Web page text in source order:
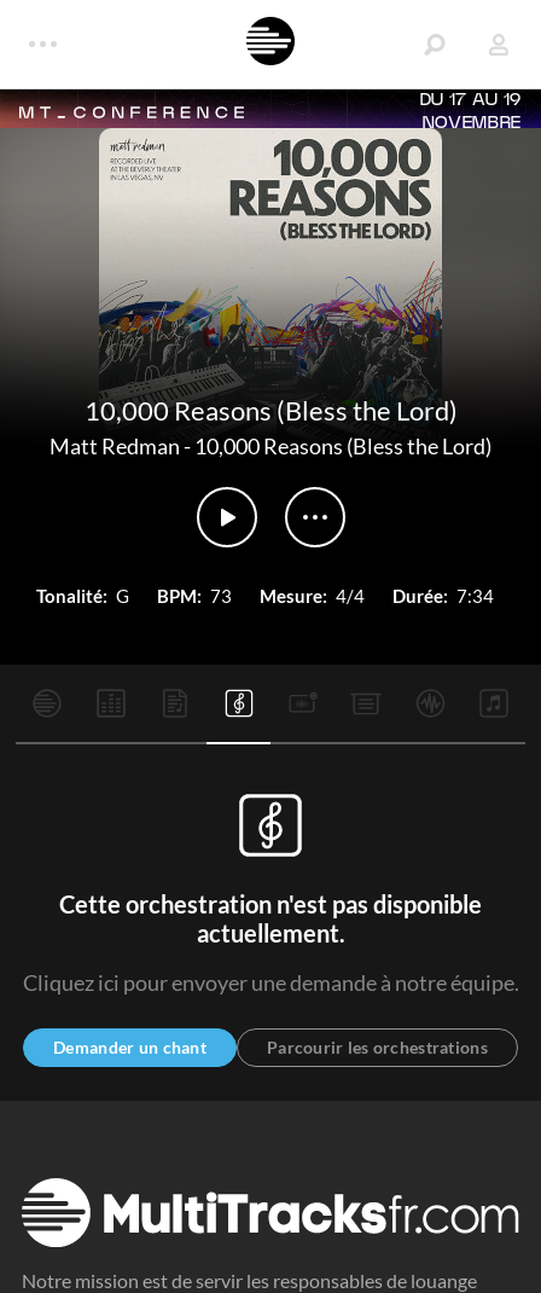
DU 17 AU 19
NOVEMBRE
10,000 Reasons (Bless the Lord)
Matt Redman- 10,000 Reasons (Bless the Lord)
Tonalité: G BPM: 73 Mesure: 4/4 Durée: 7:34
Cette orchestration n'est pas disponible
actuellement.
Cliquez ici pour envoyer une demande à notre équipe.
Demander un chant Parcourir les orchestrations
Notre mission est de servir les responsables de louange